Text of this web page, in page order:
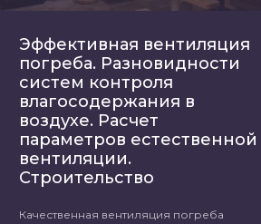
Эффективная вентиляция
погреба. Разновидности
систем контроля
влагосодержания в
воздухе. Расчет
параметров естественной
вентиляции.
Строительство
Качественная вентиляция погреба